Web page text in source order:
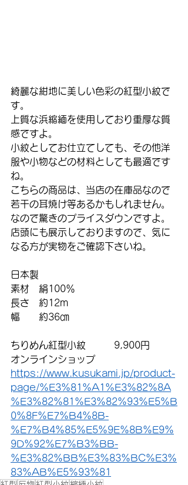
綺麗な紺地に美しい色彩の紅型小紋で
す。
上質な浜縮緬を使用しており重厚な質
感ですよ。
小紋としてお仕立てしても、その他洋
服や小物などの材料としても最適です
ね。
こちらの商品は、当店の在庫品なので
若干の耳焼け等あるかもしれません。
なので驚きのプライスダウンですよ。
店頭にも展示しておりますので、気に
なる方が実物をご確認下さいね。
日本製
素材　絹100％
長さ　約12m
幅　　約36㎝
ちりめん紅型小紋　　　9,900円
オンラインショップ
https://www.kusukami.jp/product-
page/%E3%81%A1%E3%82%8A
%E3%82%81%E3%82%93%E5%B
0%8F%E7%B4%8B-
%E7%B4%85%E5%9E%8B%E9%
9D%92%E7%B3%BB-
%E3%82%BB%E3%83%BC%E3%
83%AB%E5%93%81